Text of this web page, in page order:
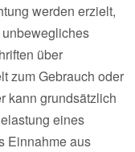
werden erzielt,
über
zum Gebrauch oder
kann grundsätzlich
eines
Einnahme aus